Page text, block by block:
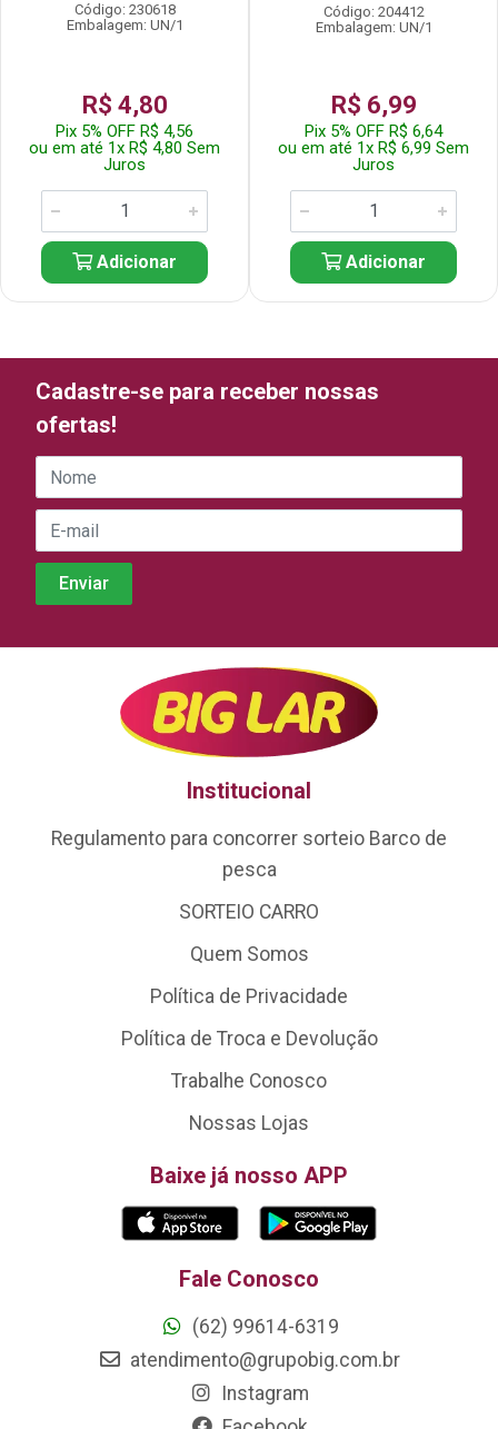
Código: 230618
Embalagem: UN/1
R$ 4,80
Pix 5% OFF R$ 4,56
ou em até 1x R$ 4,80 Sem
Juros
Adicionar
Código: 204412
Embalagem: UN/1
R$ 6,99
Pix 5% OFF R$ 6,64
ou em até 1x R$ 6,99 Sem
Juros
Adicionar
Cadastre-se para receber nossas
ofertas!
Institucional
Regulamento para concorrer sorteio Barco de
pesca
SORTEIO CARRO
Quem Somos
Política de Privacidade
Política de Troca e Devolução
Trabalhe Conosco
Nossas Lojas
Baixe já nosso APP
Fale Conosco
(62) 99614-6319
atendimento@grupobig.com.br
Instagram